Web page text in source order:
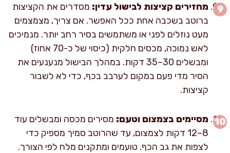
מחזירים קציצות לבישול עדין: מסדרים את הקציצות
ברוטב בשכבה אחת ככל האפשר. אם צריך, מצמצמים
מעט נוזלים לפני או משתמשים בסיר רחב יותר. מנמיכים
לאש נמוכה, מכסים חלקית (כיסוי של כ-70 אחוז)
ומבשלים 30–35 דקות. במהלך הבישול מנענעים את
הסיר מדי פעם במקום לערבב בכף, כדי לא לשבור
קציצות.
מסיימים בצמצום וטעם: מסירים מכסה ומבשלים עוד
8–12 דקות לצמצום, עד שהרוטב סמיך מספיק כדי
לצפות את גב הכף. טועמים ומתקנים מלח לפי הצורך.